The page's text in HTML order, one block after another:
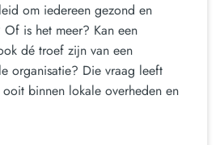
om iedereen gezond en
is het meer? Kan een
dé troef zijn van een
organisatie? Die vraag leeft
binnen lokale overheden en